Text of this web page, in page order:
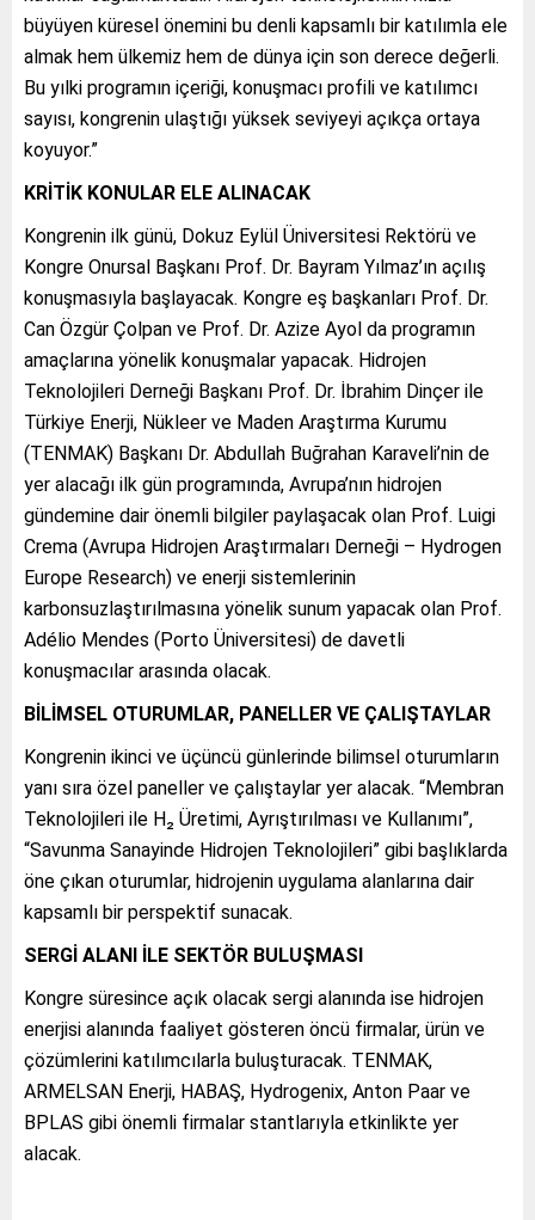
büyüyen küresel önemini bu denli kapsamlı bir katılımla ele
almak hem ülkemiz hem de dünya için son derece değerli.
Bu yılki programın içeriği, konuşmacı profili ve katılımcı
sayısı, kongrenin ulaştığı yüksek seviyeyi açıkça ortaya
koyuyor.”
KRİTİK KONULAR ELE ALINACAK
Kongrenin ilk günü, Dokuz Eylül Üniversitesi Rektörü ve
Kongre Onursal Başkanı Prof. Dr. Bayram Yılmaz’ın açılış
konuşmasıyla başlayacak. Kongre eş başkanları Prof. Dr.
Can Özgür Çolpan ve Prof. Dr. Azize Ayol da programın
amaçlarına yönelik konuşmalar yapacak. Hidrojen
Teknolojileri Derneği Başkanı Prof. Dr. İbrahim Dinçer ile
Türkiye Enerji, Nükleer ve Maden Araştırma Kurumu
(TENMAK) Başkanı Dr. Abdullah Buğrahan Karaveli’nin de
yer alacağı ilk gün programında, Avrupa’nın hidrojen
gündemine dair önemli bilgiler paylaşacak olan Prof. Luigi
Crema (Avrupa Hidrojen Araştırmaları Derneği – Hydrogen
Europe Research) ve enerji sistemlerinin
karbonsuzlaştırılmasına yönelik sunum yapacak olan Prof.
Adélio Mendes (Porto Üniversitesi) de davetli
konuşmacılar arasında olacak.
BİLİMSEL OTURUMLAR, PANELLER VE ÇALIŞTAYLAR
Kongrenin ikinci ve üçüncü günlerinde bilimsel oturumların
yanı sıra özel paneller ve çalıştaylar yer alacak. “Membran
Teknolojileri ile H₂ Üretimi, Ayrıştırılması ve Kullanımı”,
“Savunma Sanayinde Hidrojen Teknolojileri” gibi başlıklarda
öne çıkan oturumlar, hidrojenin uygulama alanlarına dair
kapsamlı bir perspektif sunacak.
SERGİ ALANI İLE SEKTÖR BULUŞMASI
Kongre süresince açık olacak sergi alanında ise hidrojen
enerjisi alanında faaliyet gösteren öncü firmalar, ürün ve
çözümlerini katılımcılarla buluşturacak. TENMAK,
ARMELSAN Enerji, HABAŞ, Hydrogenix, Anton Paar ve
BPLAS gibi önemli firmalar stantlarıyla etkinlikte yer
alacak.